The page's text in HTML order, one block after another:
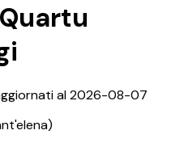
Quartu
al2026-08-07